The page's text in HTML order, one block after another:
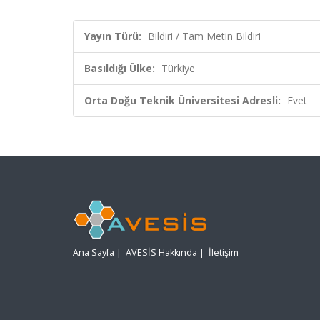
Yayın Türü: Bildiri / Tam Metin Bildiri
Basıldığı Ülke: Türkiye
Orta Doğu Teknik Üniversitesi Adresli: Evet
Ana Sayfa | AVESİS Hakkında | İletişim